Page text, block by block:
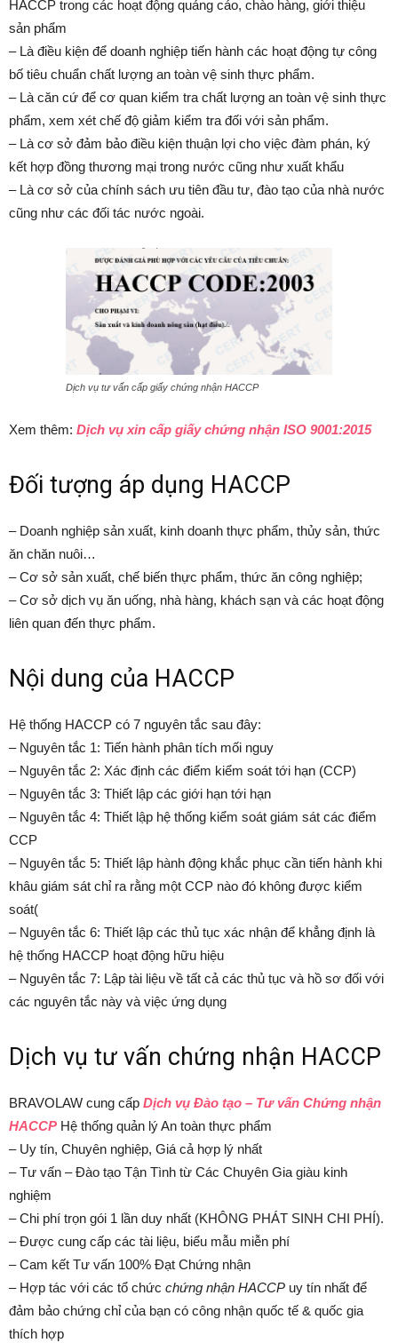
HACCP trong các hoạt động quảng cáo, chào hàng, giới thiệu
sản phẩm
– Là điều kiện để doanh nghiệp tiến hành các hoạt động tự công
bố tiêu chuẩn chất lượng an toàn vệ sinh thực phẩm.
– Là căn cứ để cơ quan kiểm tra chất lượng an toàn vệ sinh thực
phẩm, xem xét chế độ giảm kiểm tra đối với sản phẩm.
– Là cơ sở đảm bảo điều kiện thuận lợi cho việc đàm phán, ký
kết hợp đồng thương mại trong nước cũng như xuất khẩu
– Là cơ sở của chính sách ưu tiên đầu tư, đào tạo của nhà nước
cũng như các đối tác nước ngoài.
Dịch vụ tư vấn cấp giấy chứng nhận HACCP
Xem thêm: Dịch vụ xin cấp giấy chứng nhận ISO 9001:2015
Đối tượng áp dụng HACCP
– Doanh nghiệp sản xuất, kinh doanh thực phẩm, thủy sản, thức
ăn chăn nuôi…
– Cơ sở sản xuất, chế biến thực phẩm, thức ăn công nghiệp;
– Cơ sở dịch vụ ăn uống, nhà hàng, khách sạn và các hoạt động
liên quan đến thực phẩm.
Nội dung của HACCP
Hệ thống HACCP có 7 nguyên tắc sau đây:
– Nguyên tắc 1: Tiến hành phân tích mối nguy
– Nguyên tắc 2: Xác định các điểm kiểm soát tới hạn (CCP)
– Nguyên tắc 3: Thiết lập các giới hạn tới hạn
– Nguyên tắc 4: Thiết lập hệ thống kiểm soát giám sát các điểm
CCP
– Nguyên tắc 5: Thiết lập hành động khắc phục cần tiến hành khi
khâu giám sát chỉ ra rằng một CCP nào đó không được kiểm
soát(
– Nguyên tắc 6: Thiết lập các thủ tục xác nhận để khẳng định là
hệ thống HACCP hoạt động hữu hiệu
– Nguyên tắc 7: Lập tài liệu về tất cả các thủ tục và hồ sơ đối với
các nguyên tắc này và việc ứng dụng
Dịch vụ tư vấn chứng nhận HACCP
BRAVOLAW cung cấp Dịch vụ Đào tạo – Tư vấn Chứng nhận
HACCP Hệ thống quản lý An toàn thực phẩm
– Uy tín, Chuyên nghiệp, Giá cả hợp lý nhất
– Tư vấn – Đào tạo Tận Tình từ Các Chuyên Gia giàu kinh
nghiệm
– Chi phí trọn gói 1 lần duy nhất (KHÔNG PHÁT SINH CHI PHÍ).
– Được cung cấp các tài liệu, biểu mẫu miễn phí
– Cam kết Tư vấn 100% Đạt Chứng nhận
– Hợp tác với các tổ chức chứng nhận HACCP uy tín nhất để
đảm bảo chứng chỉ của bạn có công nhận quốc tế & quốc gia
thích hợp